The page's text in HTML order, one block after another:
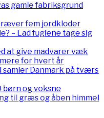
gamle fabriksgrund
fem jordkloder
– Lad fuglene tage sig
at give madvarer væk
for hvert år
Danmark på tværs
børn og voksne
til græs og åben himmel